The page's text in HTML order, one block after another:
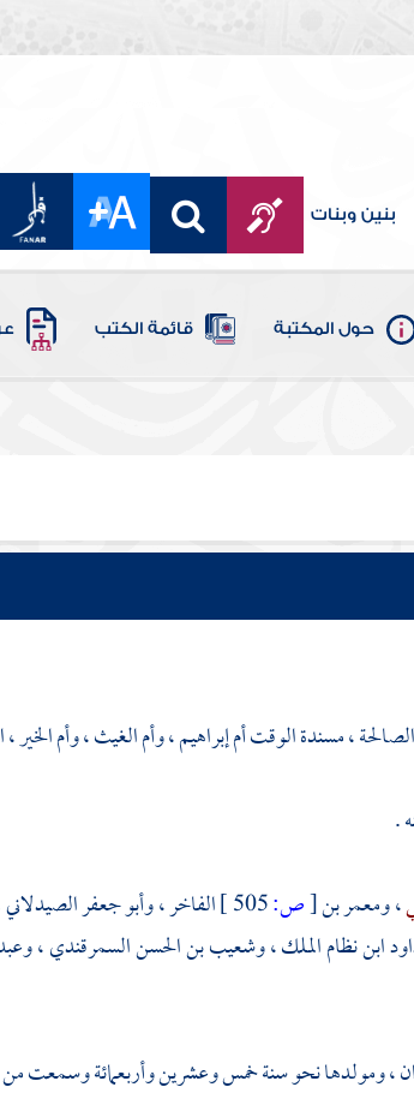
بنين وبنات
حول المكتبة قائمة الكتب
، مسندة الوقت أم إبراهيم ، وأم الغيث ، وأم الخير ،
.
،ومعمر بن[ص: الفاخر،وأبو جعفر الصيدلاني
ابن نظام الملك،وشعيب بن الحسن السمرقندي،
، ومولدها نحو سنة خمس وعشرين وأربعمائة وسمعت من